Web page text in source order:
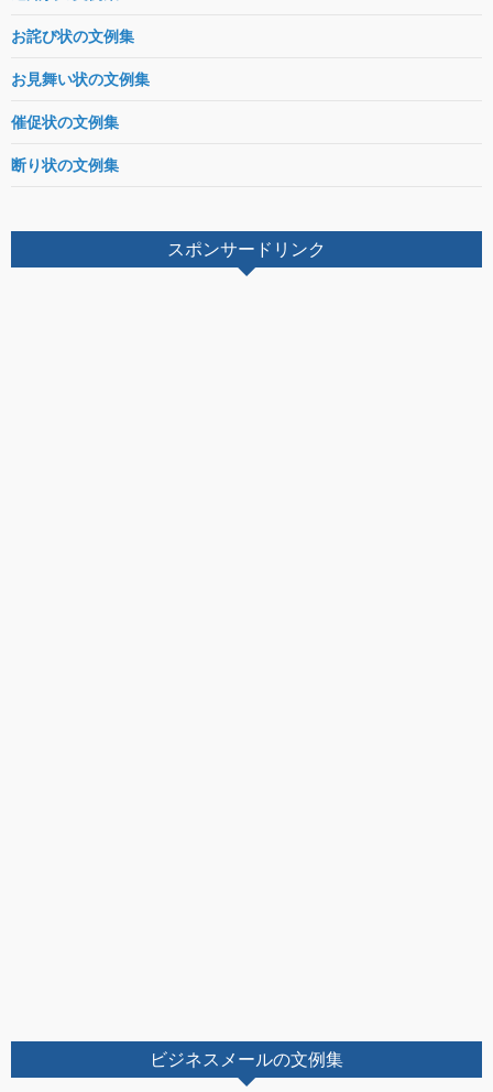
お詫び状の文例集
お見舞い状の文例集
催促状の文例集
断り状の文例集
スポンサードリンク
ビジネスメールの文例集